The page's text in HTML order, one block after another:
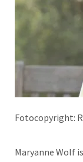
Fotocopyright:
Maryanne Wolf